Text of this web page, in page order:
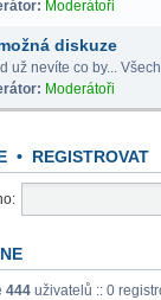
Moderátoři
diskuze
už nevíte co by...
Moderátoři
• REGISTROVAT
444 uživatelů :: 0